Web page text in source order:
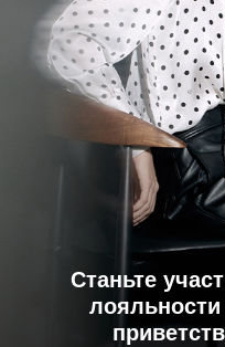
Станьте